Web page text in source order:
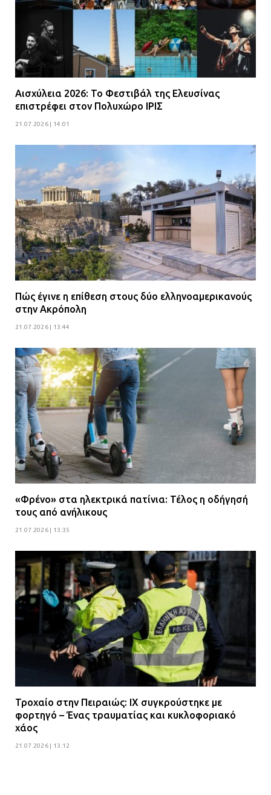
Αισχύλεια 2026: Το Φεστιβάλ της Ελευσίνας
επιστρέφει στον Πολυχώρο ΙΡΙΣ
21.07.2026 | 14:01
Πώς έγινε η επίθεση στους δύο ελληνοαμερικανούς
στην Ακρόπολη
21.07.2026 | 13:44
«Φρένο» στα ηλεκτρικά πατίνια: Τέλος η οδήγησή
τους από ανήλικους
21.07.2026 | 13:35
Τροχαίο στην Πειραιώς: ΙΧ συγκρούστηκε με
φορτηγό – Ένας τραυματίας και κυκλοφοριακό
χάος
21.07.2026 | 13:12